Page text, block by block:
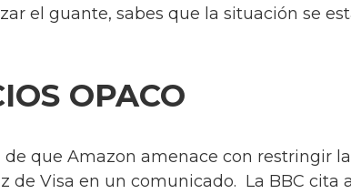
el guante, sabes que la situación se
OPACO
que Amazon amenace con restringir
de Visa en un comunicado. La BBC cita